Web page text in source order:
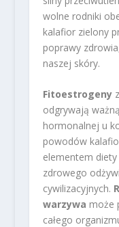
wolne rodniki
kalafior zielony
poprawy
naszej skóry.
Fitoestrogeny
odgrywają
hormonalnej u
powodów
elementem
zdrowego
cywilizacyjnych.
warzywa może
całego